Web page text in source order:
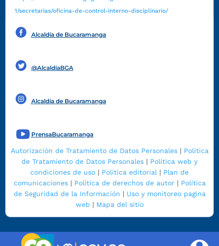
1/secretarias/oficina-de-control-interno-disciplinario/
Alcaldía de Bucaramanga
@AlcaldíaBGA
Alcaldía de Bucaramanga
PrensaBucaramanga
Autorización de Tratamiento de Datos Personales| Política
de Tratamiento de Datos Personales | Política web y
condiciones de uso | Política editorial | Plan de
comunicaciones| Política de derechos de autor| Política
de Seguridad de la Información | Uso y monitoreo pagina
web | Mapa del sitio